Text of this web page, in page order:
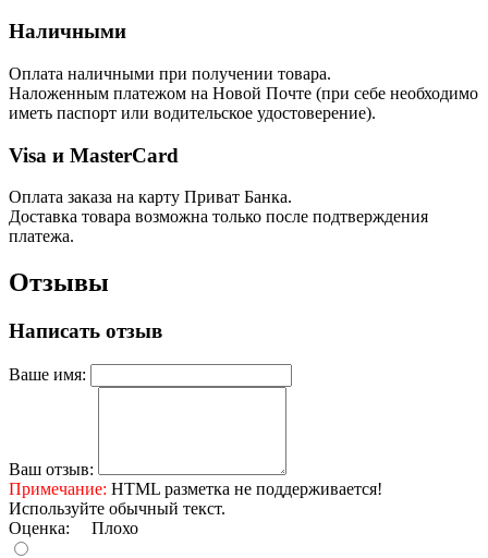
Наличными
Оплата наличными при получении товара.
Наложенным платежом на Новой Почте (при себе необходимо
иметь паспорт или водительское удостоверение).
Visa и MasterCard
Оплата заказа на карту Приват Банка.
Доставка товара возможна только после подтверждения
платежа.
Отзывы
Написать отзыв
Ваше имя:
Ваш отзыв:
Примечание: HTML разметка не поддерживается!
Используйте обычный текст.
Оценка: Плохо